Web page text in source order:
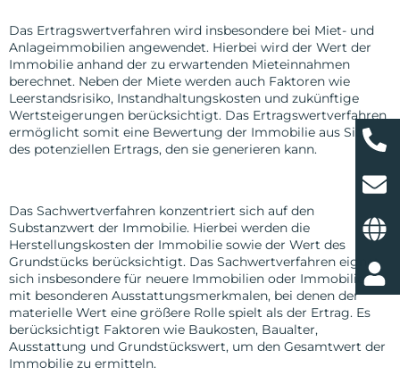
Das Ertragswertverfahren wird insbesondere bei Miet- und
Anlageimmobilien angewendet. Hierbei wird der Wert der
Immobilie anhand der zu erwartenden Mieteinnahmen
berechnet. Neben der Miete werden auch Faktoren wie
Leerstandsrisiko, Instandhaltungskosten und zukünftige
Wertsteigerungen berücksichtigt. Das Ertragswertverfahren
ermöglicht somit eine Bewertung der Immobilie aus Sicht
des potenziellen Ertrags, den sie generieren kann.
Das Sachwertverfahren konzentriert sich auf den
Substanzwert der Immobilie. Hierbei werden die
Herstellungskosten der Immobilie sowie der Wert des
Grundstücks berücksichtigt. Das Sachwertverfahren eignet
sich insbesondere für neuere Immobilien oder Immobilien
mit besonderen Ausstattungsmerkmalen, bei denen der
materielle Wert eine größere Rolle spielt als der Ertrag. Es
berücksichtigt Faktoren wie Baukosten, Baualter,
Ausstattung und Grundstückswert, um den Gesamtwert der
Immobilie zu ermitteln.